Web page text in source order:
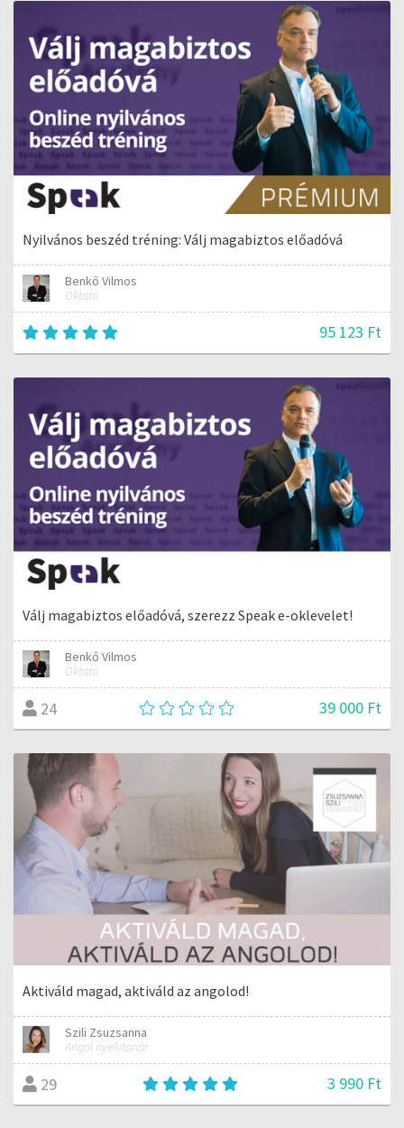
Nyilvános beszéd tréning: Válj magabiztos előadóvá
Benkő Vilmos
Oktató
95 123 Ft
Válj magabiztos előadóvá, szerezz Speak e-oklevelet!
Benkő Vilmos
Oktató
24 39 000 Ft
Aktiváld magad, aktiváld az angolod!
Szili Zsuzsanna
Angol nyelvtanár
29 3 990 Ft